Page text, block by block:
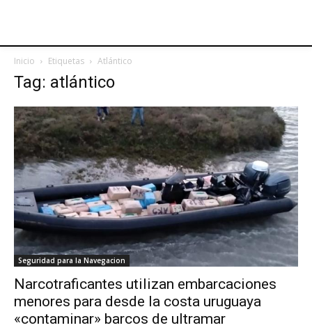
Inicio Etiquetas Atlántico
Tag: atlántico
Seguridad para la Navegacion
Narcotraficantes utilizan embarcaciones
menores para desde la costa uruguaya
«contaminar» barcos de ultramar